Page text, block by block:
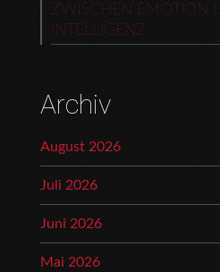
ZWISCHEN EMOTION
INTELLIGENZ
Archiv
August 2026
Juli 2026
Juni 2026
Mai 2026